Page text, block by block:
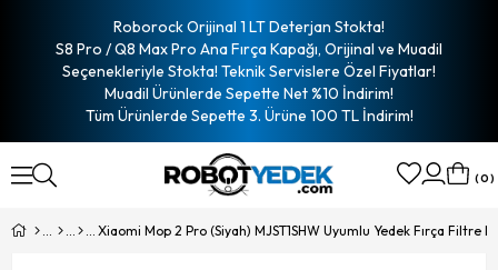
Roborock Orijinal 1 LT Deterjan Stokta!
S8 Pro / Q8 Max Pro Ana Fırça Kapağı, Orijinal ve Muadil
Seçenekleriyle Stokta! Teknik Servislere Özel Fiyatlar!
Muadil Ürünlerde Sepette Net %10 İndirim!
Tüm Ürünlerde Sepette 3. Ürüne 100 TL İndirim!
0